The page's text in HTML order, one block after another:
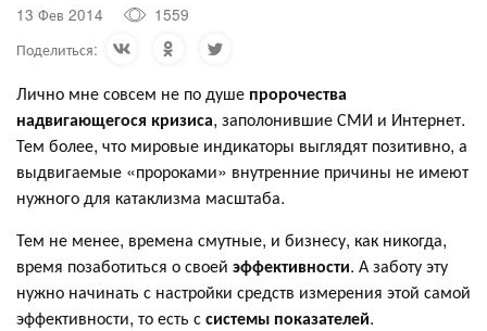
13 Фев 2014
1559
Поделиться:
Лично мне совсем не по душе пророчества
надвигающегося кризиса, заполонившие СМИ и Интернет.
Тем более, что мировые индикаторы выглядят позитивно, а
выдвигаемые «пророками» внутренние причины не имеют
нужного для катаклизма масштаба.
Тем не менее, времена смутные, и бизнесу, как никогда,
время позаботиться о своей эффективности. А заботу эту
нужно начинать с настройки средств измерения этой самой
эффективности, то есть ссистемы показателей.